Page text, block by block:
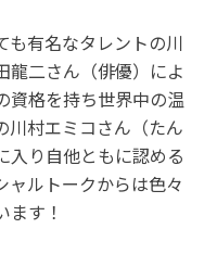
も有名なタレントの川
龍二さん（俳優）によ
資格を持ち世界中の温
川村エミコさん（たん
入り自他ともに認める
ャルトークからは色々
す！